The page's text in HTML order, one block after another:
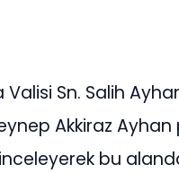
Valisi Sn. Salih
Akkiraz
bu